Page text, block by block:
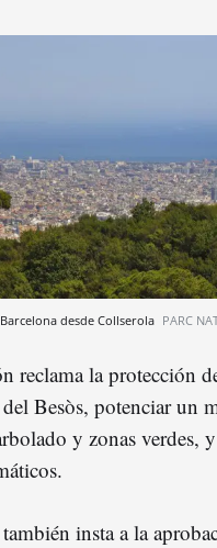
desde Collserola PARC
reclama la protección
Besòs, potenciar un
y zonas verdes,
insta a la